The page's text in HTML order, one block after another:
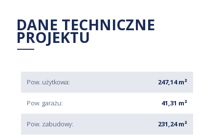
DANE TECHNICZNE
PROJEKTU
Pow. użytkowa: 247,14 m²
Pow. garażu: 41,31 m²
Pow. zabudowy: 231,24 m²